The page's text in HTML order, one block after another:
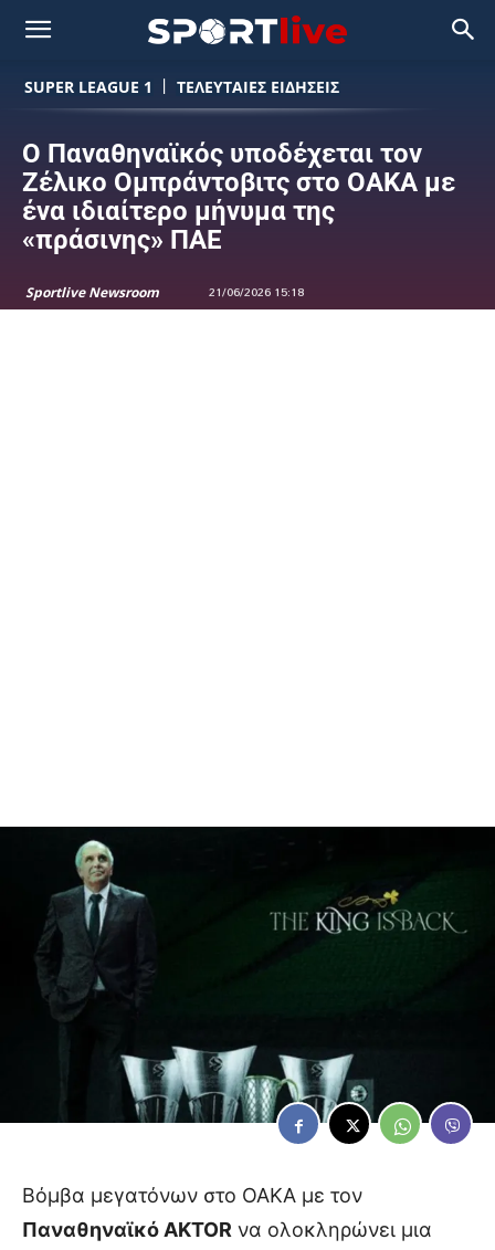
SUPER LEAGUE 1 ΤΕΛΕΥΤΑΙΕΣ ΕΙΔΗΣΕΙΣ
Ο Παναθηναϊκός υποδέχεται τον
Ζέλικο Ομπράντοβιτς στο ΟΑΚΑ με
ένα ιδιαίτερο μήνυμα της
«πράσινης» ΠΑΕ
Sportlive Newsroom 21/06/2026 15:18
Βόμβα μεγατόνων στο ΟΑΚΑ με τον
Παναθηναϊκό AKTOR να ολοκληρώνει μια